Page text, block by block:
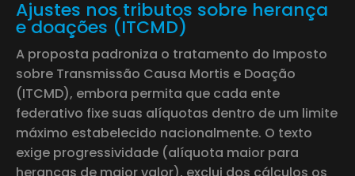
Ajustes nos tributos sobre herança
e doações (ITCMD)
A proposta padroniza o tratamento do Imposto
sobre Transmissão Causa Mortis e Doação
(ITCMD), embora permita que cada ente
federativo fixe suas alíquotas dentro de um limite
máximo estabelecido nacionalmente. O texto
exige progressividade (alíquota maior para
heranças de maior valor), exclui dos cálculos os